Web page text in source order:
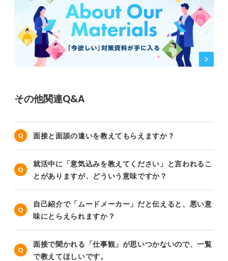
その他関連Q&A
面接と面談の違いを教えてもらえますか？
就活中に「意気込みを教えてください」と言われるこ
とがありますが、どういう意味ですか？
自己紹介で「ムードメーカー」だと伝えると、悪い意
味にとらえられますか？
面接で聞かれる「仕事観」が思いつかないので、一覧
で教えてほしいです。